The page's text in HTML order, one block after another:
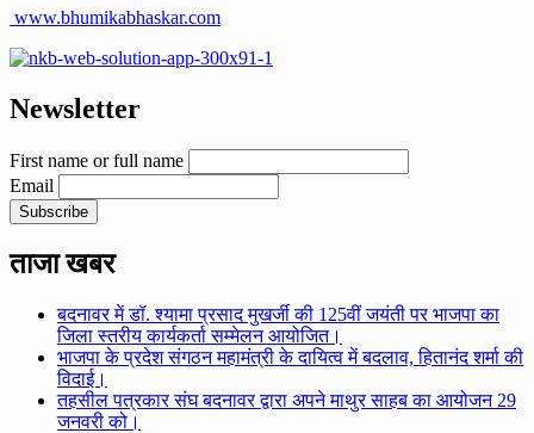
www.bhumikabhaskar.com
Newsletter
First name or full name
Email
ताजा खबर
बदनावर में डॉ. श्यामा प्रसाद मुखर्जी की 125वीं जयंती पर भाजपा का
जिला स्तरीय कार्यकर्ता सम्मेलन आयोजित।
भाजपा के प्रदेश संगठन महामंत्री के दायित्व में बदलाव, हितानंद शर्मा की
विदाई।
तहसील पत्रकार संघ बदनावर द्वारा अपने माथुर साहब का आयोजन 29
जनवरी को।